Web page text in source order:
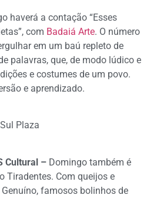
haverá a contação “Esses
com Badaiá Arte. O número
em um baú repleto de
palavras, que, de modo lúdico e
e costumes de um povo.
e aprendizado.
Plaza
Cultural – Domingo também é
Tiradentes. Com queijos e
famosos bolinhos de